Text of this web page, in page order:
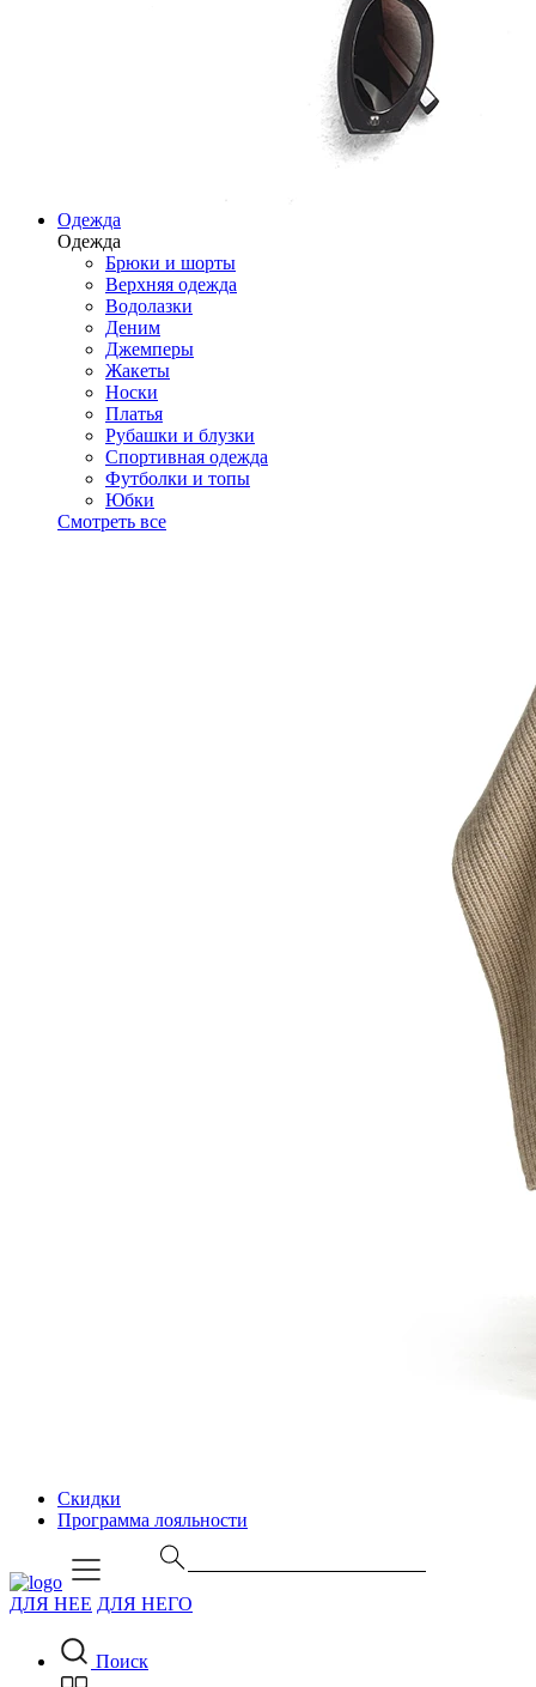
Одежда
Одежда
Брюки и шорты
Верхняя одежда
Водолазки
Деним
Джемперы
Жакеты
Носки
Платья
Рубашки и блузки
Спортивная одежда
Футболки и топы
Юбки
Смотреть все
Скидки
Программа лояльности
ДЛЯ НЕЕ ДЛЯ НЕГО
Поиск